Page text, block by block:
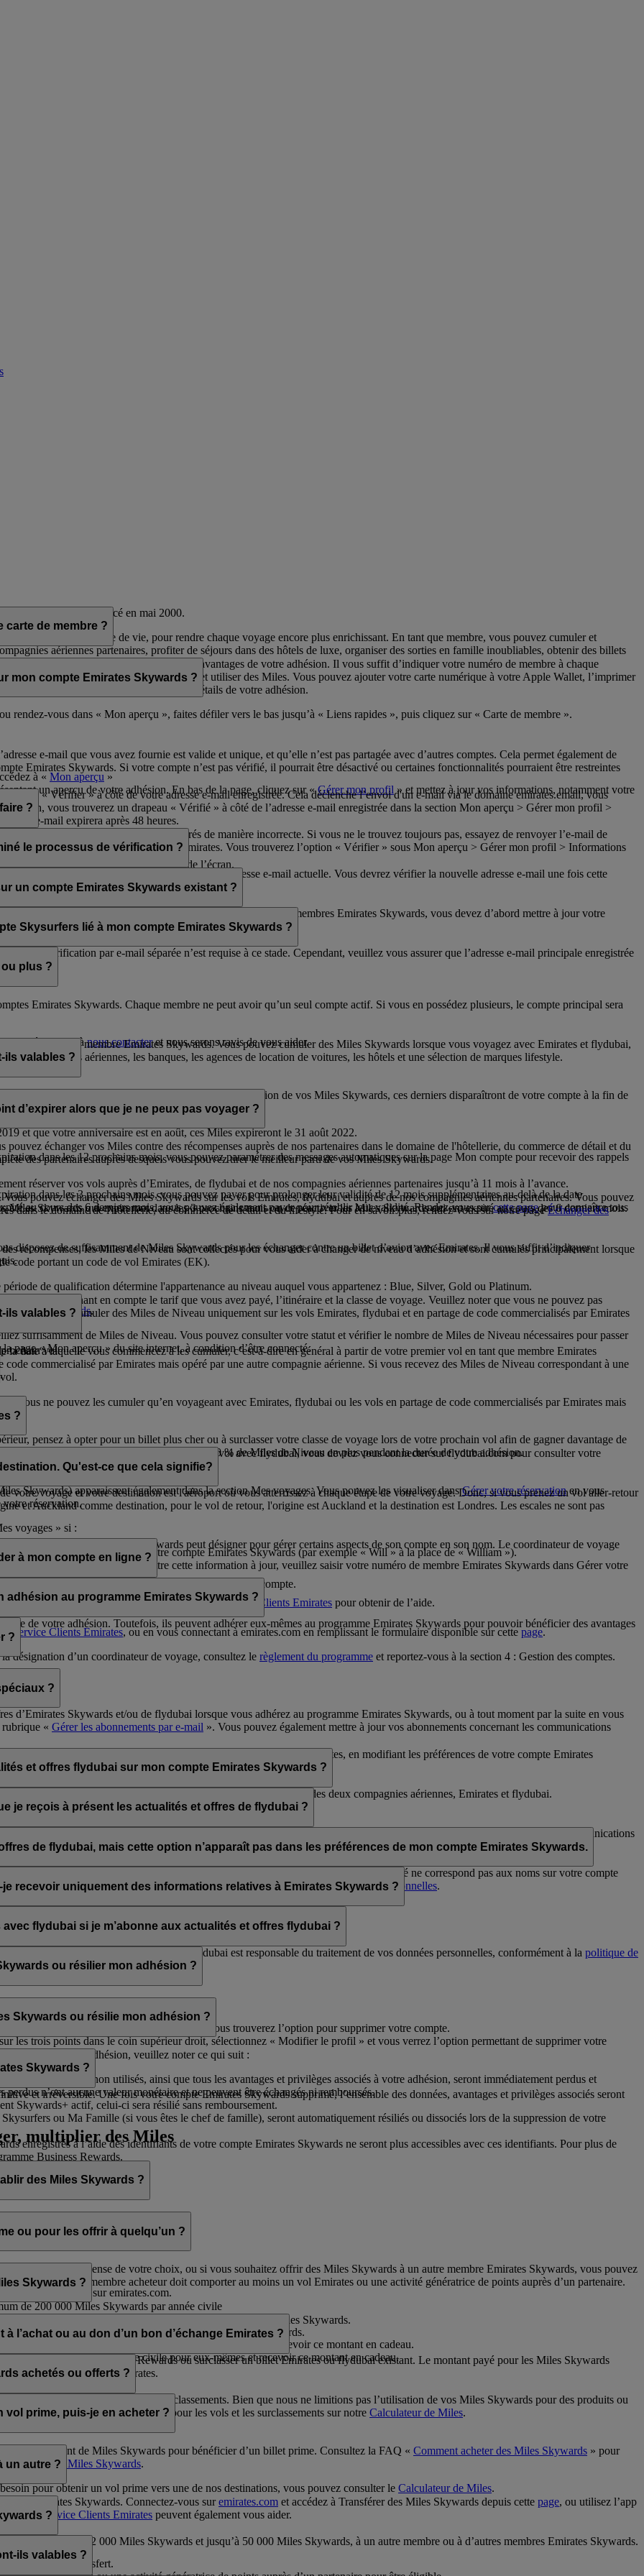
Airline et flydubai, lancé en mai 2000.
en fonction de leur mode de vie, pour rendre chaque voyage encore plus enrichissant. En tant que membre, vous pouvez cumuler et
aériennes partenaires, profiter de séjours dans des hôtels de luxe, organiser des sorties en famille inoubliables, obtenir des billets
plus encore.
et ses avantages exceptionnels.
carte de membre ?
de carte physique pour profiter de tous les avantages de votre adhésion. Il vous suffit d’indiquer votre numéro de membre à chaque
Skywards pour continuer à cumuler et utiliser des Miles. Vous pouvez ajouter votre carte numérique à votre Apple Wallet, l’imprimer
appareil pour accéder rapidement aux détails de votre adhésion.
rendez-vous dans « Mon aperçu », faites défiler vers le bas jusqu’à « Liens rapides », puis cliquez sur « Carte de membre ».
mon compte Emirates Skywards ?
à « Mon aperçu »
un aperçu de votre adhésion. En bas de la page, cliquez sur «Gérer mon profil » et mettez à jour vos informations, notamment votre
Skywards.
situés dans le coin supérieur droit de l’écran.
e-mail que vous avez fournie est valide et unique, et qu’elle n’est pas partagée avec d’autres comptes. Cela permet également de
Emirates Skywards. Si votre compte n’est pas vérifié, il pourrait être désactivé ou certaines fonctionnalités pourraient être restreintes
« Vérifier » à côté de votre adresse e-mail enregistrée. Cela déclenche l’envoi d'un e-mail via le domaine emirates.email, vous
ce lien, vous trouverez un drapeau « Vérifié » à côté de l’adresse e-mail enregistrée dans la section Mon aperçu > Gérer mon profil >
par e-mail expirera après 48 heures.
?
il arrive parfois que les e-mails soient filtrés de manière incorrecte. Si vous ne le trouvez toujours pas, essayez de renvoyer l’e-mail de
sur www.emirates.com ou via l’app Emirates. Vous trouverez l’option « Vérifier » sous Mon aperçu > Gérer mon profil > Informations
le processus de vérification ?
adresse unique, même après avoir vérifié votre adresse e-mail actuelle. Vous devrez vérifier la nouvelle adresse e-mail une fois cette
un compte Emirates Skywards existant ?
mail unique. Si votre adresse e-mail est partagée avec d’autres membres Emirates Skywards, vous devez d’abord mettre à jour votre
Merci denous contacterpour obtenir de l’aide.
Skysurfers lié à mon compte Emirates Skywards ?
aucune vérification par e-mail séparée n’est requise à ce stade. Cependant, veuillez vous assurer que l’adresse e-mail principale enregistrée
plus ?
Emirates Skywards. Chaque membre ne peut avoir qu’un seul compte actif. Si vous en possédez plusieurs, le compte principal sera
n’hésitez pas ànous contacteret nous serons ravis de vous aider.
en tant que membre Emirates Skywards. Vous pouvez cumuler des Miles Skywards lorsque vous voyagez avec Emirates et flydubai,
les compagnies aériennes, les banques, les agences de location de voitures, les hôtels et une sélection de marques lifestyle.
ils valables ?
la date d’obtention. Pendant l’année calendaire d’expiration de vos Miles Skywards, ces derniers disparaîtront de votre compte à la fin de
et que votre anniversaire est en août, ces Miles expireront le 31 août 2022.
dans les 12 prochains mois, vous pouvez paramétrer des messages automatiques sur la page Mon compte pour recevoir des rappels
dans les 3 prochains mois, vous pouvez payer pour prolonger leur validité de 12 mois supplémentaires au-delà de la date
au cours des 6 derniers mois, vous pouvez également payer pour rétablir leur validité. Rendez-vous surcette pagepour connaître tous
d’expirer alors que je ne peux pas voyager ?
pouvez échanger vos Miles contre des récompenses auprès de nos partenaires dans le domaine de l'hôtellerie, du commerce de détail et du
des partenaires auprès desquels vous pouvez tirer le meilleur parti de vos Miles Skywards.
réserver vos vols auprès d’Emirates, de flydubai et de nos compagnies aériennes partenaires jusqu’à 11 mois à l’avance.
Miles Skywards qui expireront dans les 3 prochains mois ou de réactiver les Miles Skywards qui ont expiré au cours des 6 derniers mois.
pouvez échanger des Miles Skywards sur les vols Emirates, flydubai et auprès de nos compagnies aériennes partenaires. Vous pouvez
dans le domaine de l'hôtellerie, du commerce de détail et du lifestyle. Pour en savoir plus, rendez-vous sur notre pageÉchanger des
disposez de suffisamment de Miles Skywards pour les échanger contre un billet d’avion avec Emirates. Il vous suffit d’indiquer
récompenses, les Miles de Niveau sont collectés pour vous aider à changer de niveau d’adhésion et sont cumulés principalement lorsque
code portant un code de vol Emirates (EK).
de qualification détermine l'appartenance au niveau auquel vous appartenez : Blue, Silver, Gold ou Platinum.
Skywards.
suffisamment de Miles de Niveau. Vous pouvez consulter votre statut et vérifier le nombre de Miles de Niveau nécessaires pour passer
page « Mon aperçu » du site internet, à condition d’être connecté.
en prenant en compte le tarif que vous avez payé, l’itinéraire et la classe de voyage. Veuillez noter que vous ne pouvez pas
vous pouvez cumuler des Miles de Niveau uniquement sur les vols Emirates, flydubai et en partage de code commercialisés par Emirates
vol.
.
ils valables ?
la date à laquelle vous commencez à les cumuler, c’est-à-dire en général à partir de votre premier vol en tant que membre Emirates
commercialisé par Emirates mais opéré par une autre compagnie aérienne. Si vous recevez des Miles de Niveau correspondant à une
Vous ne pouvez les cumuler qu’en voyageant avec Emirates, flydubai ou les vols en partage de code commercialisés par Emirates mais
pensez à opter pour un billet plus cher ou à surclasser votre classe de voyage lors de votre prochain vol afin de gagner davantage de
Premium, qui vous permet de gagner 20 % de Miles de Niveau en plus pendant la durée de votre adhésion.
?
avec Emirates. Si vous avez réservé un vol avec flydubai, vous devrez vous connecter sur flydubai.com pour consulter votre
Skywards) apparaissent également dans la section Mes voyages. Vous pouvez les visualiser dansGérer votre réservationen vous
votre réservation.
voyages » si :
correspond pas au nom sur votre compte Emirates Skywards (par exemple « Will » à la place de « William »).
à votre réservation. Pour mettre cette information à jour, veuillez saisir votre numéro de membre Emirates Skywards dans Gérer votre
à vos réservations à venir, merci d’appeler leService Clients Emirates pour obtenir de l’aide.
Qu'est-ce que cela signifie?
votre voyage et votre destination est l'aéroport où vous atterrissez à chaque étape de votre voyage. Donc, si vous prenez un vol aller-retour
et Auckland comme destination, pour le vol de retour, l'origine est Auckland et la destination est Londres. Les escales ne sont pas
ans qu’un membre Emirates Skywards peut désigner pour gérer certains aspects de son compte en son nom. Le coordinateur de voyage
;
leService Clients Emirates, ou en vous connectant à emirates.com en remplissant le formulaire disponible sur cette page.
désignation d’un coordinateur de voyage, consultez le règlement du programme et reportez-vous à la section 4 : Gestion des comptes.
à mon compte en ligne ?
ligne à moins de lui transmettre les identifiants de votre compte.
au programme Emirates Skywards ?
de votre adhésion. Toutefois, ils peuvent adhérer eux-mêmes au programme Emirates Skywards pour pouvoir bénéficier des avantages
?
?
d’Emirates Skywards et/ou de flydubai lorsque vous adhérez au programme Emirates Skywards, ou à tout moment par la suite en vous
rubrique « Gérer les abonnements par e-mail ». Vous pouvez également mettre à jour vos abonnements concernant les communications
« Se désabonner » situé au bas des e-mails de flydubai et/ou d’Emirates, en modifiant les préférences de votre compte Emirates
de chat en direct ou leur Service Clients.
et offres flydubai sur mon compte Emirates Skywards ?
; vous pouvez donc choisir de recevoir les actualités et offres des deux compagnies aériennes, Emirates et flydubai.
je reçois à présent les actualités et offres de flydubai ?
de vous abonner aux actualités et offres d’Emirates, Emirates Skywards et/ou flydubai. Vos préférences en matière de communications
de flydubai, mais cette option n’apparaît pas dans les préférences de mon compte Emirates Skywards.
à plusieurs numéros de membre Emirates Skywards ou le nom que vous avez indiqué ne correspond pas aux noms sur votre compte
Skywards et mettre à jour vos abonnements aux e-mails dans vosPréférences personnelles.
recevoir uniquement des informations relatives à Emirates Skywards ?
flydubai si je m’abonne aux actualités et offres flydubai ?
pour que vous receviez les newsletters. flydubai est responsable du traitement de vos données personnelles, conformément à la politique de
ou résilier mon adhésion ?
. Vous trouverez l’option pour supprimer votre compte.
les trois points dans le coin supérieur droit, sélectionnez « Modifier le profil » et vous verrez l’option permettant de supprimer votre
de vous aider.
Skywards ou résilie mon adhésion ?
de résilier votre adhésion, veuillez noter ce qui suit :
et récompenses non utilisés, ainsi que tous les avantages et privilèges associés à votre adhésion, seront immédiatement perdus et
n’ont aucune valeur monétaire et ne peuvent être échangés ni remboursés.
Skywards+ actif, celui-ci sera résilié sans remboursement.
ou Ma Famille (si vous êtes le chef de famille), seront automatiquement résiliés ou dissociés lors de la suppression de votre
enregistrés à l’aide des identifiants de votre compte Emirates Skywards ne seront plus accessibles avec ces identifiants. Pour plus de
Business Rewards.
Skywards ?
et irréversible. Une fois votre compte Emirates Skywards supprimé, l’ensemble des données, avantages et privilèges associés seront
multiplier des Miles
des Miles Skywards ?
en vous connectant sur emirates.com.
ou pour les offrir à quelqu’un ?
obtenir la récompense de votre choix, ou si vous souhaitez offrir des Miles Skywards à un autre membre Emirates Skywards, vous pouvez
. Le compte d’un membre acheteur doit comporter au moins un vol Emirates ou une activité génératrice de points auprès d’un partenaire.
de 200 000 Miles Skywards par année civile
au prix de 30 USD par tranche de 1 000 Miles Skywards.
Skywards ?
offrir à quelqu’un par tranches de 1 000, à partir de 2 000 Miles Skywards.
000 Miles Skywards par année civile pour eux-mêmes et recevoir ce montant en cadeau.
Miles Skywards par année civile pour eux-mêmes et recevoir ce montant en cadeau.
l’achat ou au don d’un bon d’échange Emirates ?
pour réserver un vol Classic Rewards ou surclasser un billet Emirates ou flydubai existant. Le montant payé pour les Miles Skywards
des produits et services Emirates.
achetés ou offerts ?
des vols Classic Rewards et des surclassements. Bien que nous ne limitions pas l’utilisation de vos Miles Skywards pour des produits ou
nombre de Miles Skywards requis pour les vols et les surclassements sur notre Calculateur de Miles.
vol prime, puis-je en acheter ?
de suffisamment de Miles Skywards pour bénéficier d’un billet prime. Consultez la FAQ « Comment acheter des Miles Skywards » pour
Acheter des Miles Skywards.
pour obtenir un vol prime vers une de nos destinations, vous pouvez consulter le Calculateur de Miles.
un autre ?
Emirates Skywards. Connectez-vous suremirates.com et accédez à Transférer des Miles Skywards depuis cette page, ou utilisez l’app
et leService Clients Emirates peuvent également vous aider.
au moment du transfert.
?
1 000, à partir de 2 000 Miles Skywards et jusqu’à 50 000 Miles Skywards, à un autre membre ou à d’autres membres Emirates Skywards.
ils valables ?